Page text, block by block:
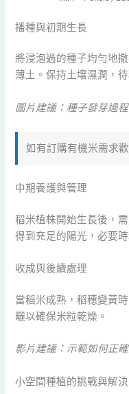
播種與初期生長
將浸泡過的種子均勻地
薄土。保持土壤濕潤，
圖片建議：種子發芽過
如有訂購有機米需求
中期養護與管理
稻米植株開始生長後，
得到充足的陽光，必要
收成與後續處理
當稻米成熟，稻穗變黃
曬以確保米粒乾燥。
影片建議：示範如何正
小空間種植的挑戰與解